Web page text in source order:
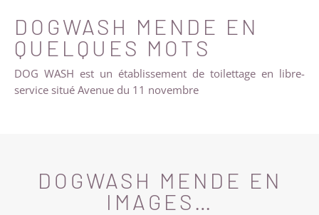
DOGWASH MENDE EN
QUELQUES MOTS
DOG WASH est un établissement de toilettage en libre-
service situé Avenue du 11 novembre
DOGWASH MENDE EN
IMAGES…